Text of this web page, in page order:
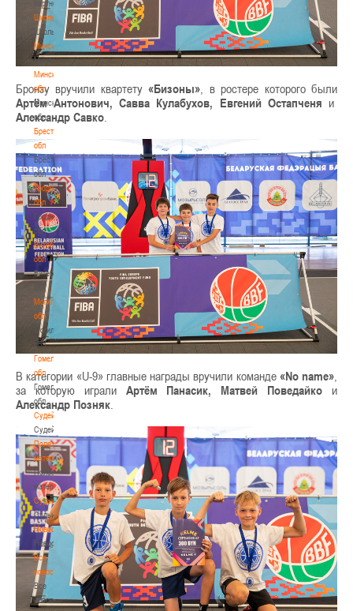
партнеры
Школы
Школы
Минск
Минск
Минская
обл
Минская
обл
Брестская
обл
Брестская
обл
Гродненская
обл
Гродненская
обл
Витебская
обл
Витебская
Могилевская
обл
Могилевская
обл
Гомельская
обл
Гомельская
обл
Судейство
Судейство
Полезные
материалы
Полезные
материалы
Судьи
Судьи
Новости
Новости
Все
новости
Все
новости
Бронзу вручили квартету«Бизоны» , в ростере которого были
Артём Антонович, Савва Кулабухов, Евгений Остапченя и
Александр Савко
В категории «U-9» главные награды вручили команде «No name»
за которую играли Артём Панасик, Матвей Поведайко и
Александр Позняк